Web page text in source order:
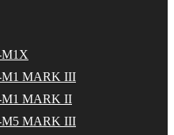
M1 MARK III
M1 MARK II
M5 MARK III